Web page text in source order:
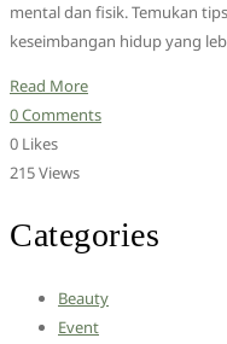
mental dan fisik. Temukan
keseimbangan hidup yang
Read More
0 Comments
0 Likes
215 Views
Categories
Beauty
Event